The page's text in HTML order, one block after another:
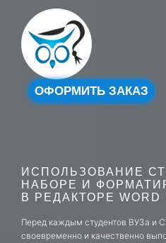
ОФОРМИТЬ ЗАКАЗ
ИСПОЛЬЗОВАНИЕ
НАБОРЕ И
В РЕДАКТОРЕ WORD
Перед каждым студентов ВУЗа и
своевременно и качественно